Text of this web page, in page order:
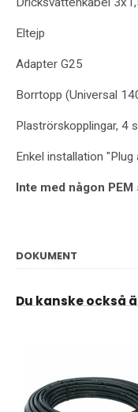
Eltejp
Adapter G25
Borrtopp (Universal
Plaströrskopplingar, 4
Enkel installation
Inte med någon
DOKUMENT
Du kanske också